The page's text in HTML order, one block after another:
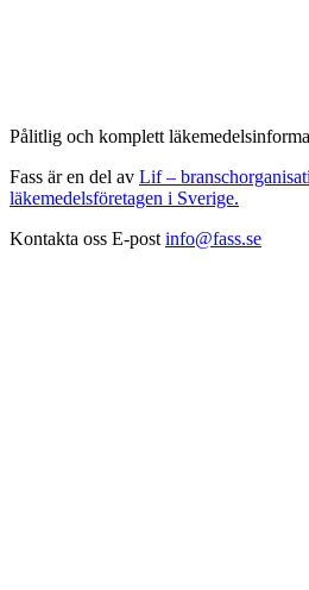
Pålitlig och komplett
Fass är en del av Lif –
läkemedelsföretagen i Sverige.
Kontakta oss E-post info@fass.se